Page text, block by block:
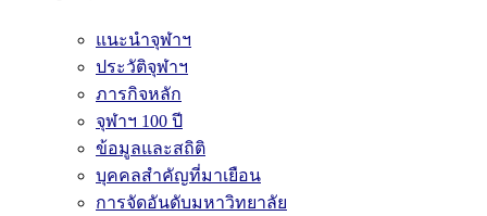
แนะนำจุฬาฯ
ประวัติจุฬาฯ
ภารกิจหลัก
จุฬาฯ 100 ปี
ข้อมูลและสถิติ
บุคคลสำคัญที่มาเยือน
การจัดอันดับมหาวิทยาลัย